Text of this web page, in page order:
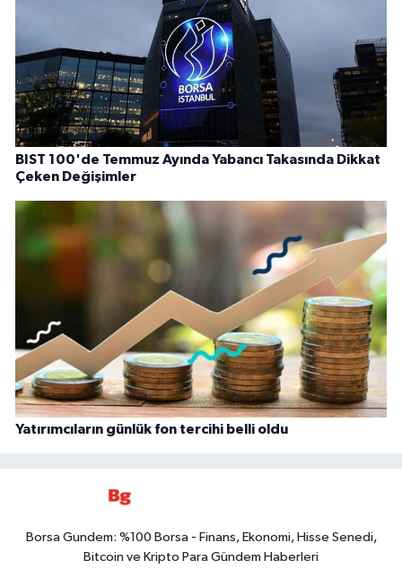
BIST 100'de Temmuz Ayında Yabancı Takasında Dikkat
Çeken Değişimler
Yatırımcıların günlük fon tercihi belli oldu
Borsa Gundem: %100 Borsa - Finans, Ekonomi, Hisse Senedi,
Bitcoin ve Kripto Para Gündem Haberleri